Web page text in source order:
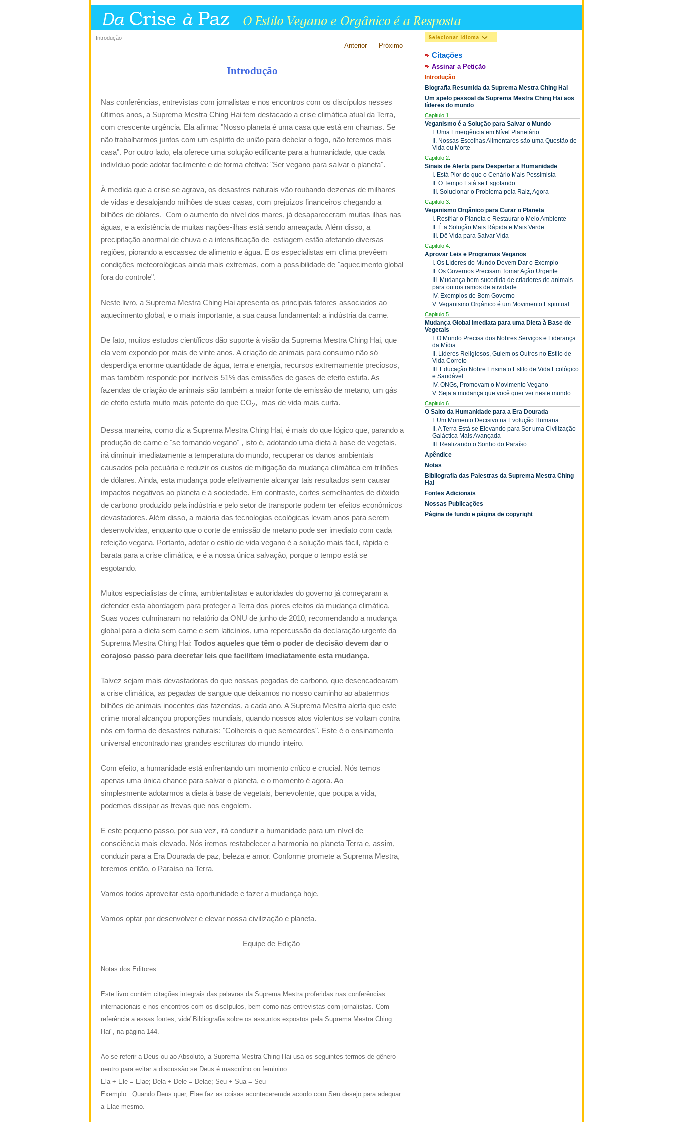
Introdução
Anterior Próximo
Introdução
Nas conferências, entrevistas com jornalistas e nos encontros com os discípulos nesses
últimos anos, a Suprema Mestra Ching Hai tem destacado a crise climática atual da Terra,
com crescente urgência. Ela afirma: "Nosso planeta é uma casa que está em chamas. Se
não trabalharmos juntos com um espírito de união para debelar o fogo, não teremos mais
casa". Por outro lado, ela oferece uma solução edificante para a humanidade, que cada
indivíduo pode adotar facilmente e de forma efetiva: "Ser vegano para salvar o planeta".
À medida que a crise se agrava, os desastres naturais vão roubando dezenas de milhares
de vidas e desalojando milhões de suas casas, com prejuízos financeiros chegando a
bilhões de dólares. Com o aumento do nível dos mares, já desapareceram muitas ilhas nas
águas, e a existência de muitas nações-ilhas está sendo ameaçada. Além disso, a
precipitação anormal de chuva e a intensificação de estiagem estão afetando diversas
regiões, piorando a escassez de alimento e água. E os especialistas em clima prevêem
condições meteorológicas ainda mais extremas, com a possibilidade de "aquecimento global
fora do controle".
Neste livro, a Suprema Mestra Ching Hai apresenta os principais fatores associados ao
aquecimento global, e o mais importante, a sua causa fundamental: a indústria da carne.
De fato, muitos estudos científicos dão suporte à visão da Suprema Mestra Ching Hai, que
ela vem expondo por mais de vinte anos. A criação de animais para consumo não só
desperdiça enorme quantidade de água, terra e energia, recursos extremamente preciosos,
mas também responde por incríveis 51% das emissões de gases de efeito estufa. As
fazendas de criação de animais são também a maior fonte de emissão de metano, um gás
de efeito estufa muito mais potente do que CO2, mas de vida mais curta.
Dessa maneira, como diz a Suprema Mestra Ching Hai, é mais do que lógico que, parando a
produção de carne e "se tornando vegano" , isto é, adotando uma dieta à base de vegetais,
irá diminuir imediatamente a temperatura do mundo, recuperar os danos ambientais
causados pela pecuária e reduzir os custos de mitigação da mudança climática em trilhões
de dólares. Ainda, esta mudança pode efetivamente alcançar tais resultados sem causar
impactos negativos ao planeta e à sociedade. Em contraste, cortes semelhantes de dióxido
de carbono produzido pela indústria e pelo setor de transporte podem ter efeitos econômicos
devastadores. Além disso, a maioria das tecnologias ecológicas levam anos para serem
desenvolvidas, enquanto que o corte de emissão de metano pode ser imediato com cada
refeição vegana. Portanto, adotar o estilo de vida vegano é a solução mais fácil, rápida e
barata para a crise climática, e é a nossa única salvação, porque o tempo está se
esgotando.
Muitos especialistas de clima, ambientalistas e autoridades do governo já começaram a
defender esta abordagem para proteger a Terra dos piores efeitos da mudança climática.
Suas vozes culminaram no relatório da ONU de junho de 2010, recomendando a mudança
global para a dieta sem carne e sem laticínios, uma repercussão da declaração urgente da
Suprema Mestra Ching Hai: Todos aqueles que têm o poder de decisão devem dar o
corajoso passo para decretar leis que facilitem imediatamente esta mudança.
Talvez sejam mais devastadoras do que nossas pegadas de carbono, que desencadearam
a crise climática, as pegadas de sangue que deixamos no nosso caminho ao abatermos
bilhões de animais inocentes das fazendas, a cada ano. A Suprema Mestra alerta que este
crime moral alcançou proporções mundiais, quando nossos atos violentos se voltam contra
nós em forma de desastres naturais: "Colhereis o que semeardes". Este é o ensinamento
universal encontrado nas grandes escrituras do mundo inteiro.
Com efeito, a humanidade está enfrentando um momento crítico e crucial. Nós temos
apenas uma única chance para salvar o planeta, e o momento é agora. Ao
simplesmente adotarmos a dieta à base de vegetais, benevolente, que poupa a vida,
podemos dissipar as trevas que nos engolem.
E este pequeno passo, por sua vez, irá conduzir a humanidade para um nível de
consciência mais elevado. Nós iremos restabelecer a harmonia no planeta Terra e, assim,
conduzir para a Era Dourada de paz, beleza e amor. Conforme promete a Suprema Mestra,
teremos então, o Paraíso na Terra.
Vamos todos aproveitar esta oportunidade e fazer a mudança hoje.
Vamos optar por desenvolver e elevar nossa civilização e planeta.
Equipe de Edição
Notas dos Editores:
Este livro contém citações integrais das palavras da Suprema Mestra proferidas nas conferências
internacionais e nos encontros com os discípulos, bem como nas entrevistas com jornalistas. Com
referência a essas fontes, vide"Bibliografia sobre os assuntos expostos pela Suprema Mestra Ching
Hai", na página 144.
Ao se referir a Deus ou ao Absoluto, a Suprema Mestra Ching Hai usa os seguintes termos de gênero
neutro para evitar a discussão se Deus é masculino ou feminino.
Ela + Ele = Elae; Dela + Dele = Delae; Seu + Sua = Seu
Exemplo : Quando Deus quer, Elae faz as coisas aconteceremde acordo com Seu desejo para adequar
a Elae mesmo.
Citações
Assinar a Petição
Introdução
Biografia Resumida da Suprema Mestra Ching Hai
Um apelo pessoal da Suprema Mestra Ching Hai aos
líderes do mundo
Capitulo 1.
Veganismo é a Solução para Salvar o Mundo
I. Uma Emergência em Nível Planetário
II. Nossas Escolhas Alimentares são uma Questão de
Vida ou Morte
Capitulo 2.
Sinais de Alerta para Despertar a Humanidade
I. Está Pior do que o Cenário Mais Pessimista
II. O Tempo Está se Esgotando
III. Solucionar o Problema pela Raiz, Agora
Capitulo 3.
Veganismo Orgânico para Curar o Planeta
I. Resfriar o Planeta e Restaurar o Meio Ambiente
II. É a Solução Mais Rápida e Mais Verde
III. Dê Vida para Salvar Vida
Capitulo 4.
Aprovar Leis e Programas Veganos
I. Os Líderes do Mundo Devem Dar o Exemplo
II. Os Governos Precisam Tomar Ação Urgente
III. Mudança bem-sucedida de criadores de animais
para outros ramos de atividade
IV. Exemplos de Bom Governo
V. Veganismo Orgânico é um Movimento Espiritual
Capitulo 5.
Mudança Global Imediata para uma Dieta à Base de
Vegetais
I. O Mundo Precisa dos Nobres Serviços e Liderança
da Mídia
II. Líderes Religiosos, Guiem os Outros no Estilo de
Vida Correto
III. Educação Nobre Ensina o Estilo de Vida Ecológico
e Saudável
IV. ONGs, Promovam o Movimento Vegano
V. Seja a mudança que você quer ver neste mundo
Capitulo 6.
O Salto da Humanidade para a Era Dourada
I. Um Momento Decisivo na Evolução Humana
II. A Terra Está se Elevando para Ser uma Civilização
Galáctica Mais Avançada
III. Realizando o Sonho do Paraíso
Apêndice
Notas
Bibliografia das Palestras da Suprema Mestra Ching
Hai
Fontes Adicionais
Nossas Publicações
Página de fundo e página de copyright